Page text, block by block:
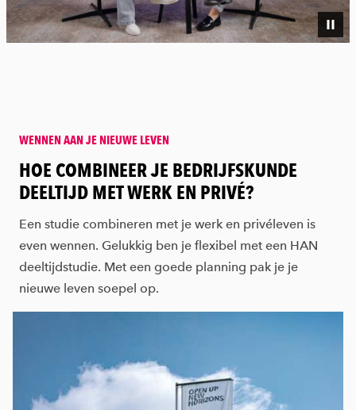
WENNEN AAN JE NIEUWE LEVEN
:
HOE COMBINEER JE BEDRIJFSKUNDE
DEELTIJD MET WERK EN PRIVÉ?
Een studie combineren met je werk en privéleven is
even wennen. Gelukkig ben je flexibel met een HAN
deeltijdstudie. Met een goede planning pak je je
nieuwe leven soepel op.